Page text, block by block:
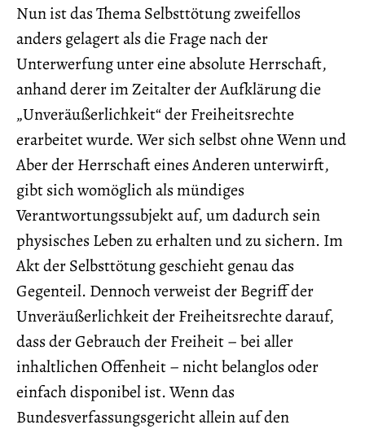
Nun ist das Thema Selbsttötung zweifellos
anders gelagert als die Frage nach der
Unterwerfung unter eine absolute Herrschaft,
anhand derer im Zeitalter der Aufklärung die
„Unveräußerlichkeit“ der Freiheitsrechte
erarbeitet wurde. Wer sich selbst ohne Wenn und
Aber der Herrschaft eines Anderen unterwirft,
gibt sich womöglich als mündiges
Verantwortungssubjekt auf, um dadurch sein
physisches Leben zu erhalten und zu sichern. Im
Akt der Selbsttötung geschieht genau das
Gegenteil. Dennoch verweist der Begriff der
Unveräußerlichkeit der Freiheitsrechte darauf,
dass der Gebrauch der Freiheit – bei aller
inhaltlichen Offenheit – nicht belanglos oder
einfach disponibel ist. Wenn das
Bundesverfassungsgericht allein auf den